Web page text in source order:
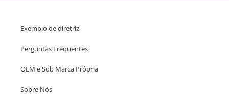
Exemplo de diretriz
Perguntas Frequentes
OEM e Sob Marca Própria
Sobre Nós